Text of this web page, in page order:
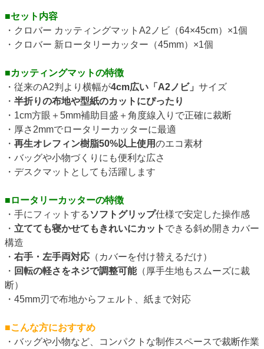
■セット内容
・クロバー カッティングマットA2ノビ（64×45cm）×1個
・クロバー 新ロータリーカッター（45mm）×1個
■カッティングマットの特徴
・従来のA2判より横幅が4cm広い「A2ノビ」 サイズ
・ 半折りの布地や型紙のカットにぴったり
・1cm方眼＋5mm補助目盛＋角度線入りで正確に裁断
・厚さ2mmでロータリーカッターに最適
・ 再生オレフィン樹脂50%以上使用のエコ素材
・バッグや小物づくりにも便利な広さ
・デスクマットとしても活躍します
■ロータリーカッターの特徴
・手にフィットする ソフトグリップ仕様で安定した操作感
・ 立てても寝かせてもきれいにカット できる斜め開きカバー
構造
・ 右手・左手両対応 （カバーを付け替えるだけ）
・ 回転の軽さをネジで調整可能（厚手生地もスムーズに裁
断）
・45mm刃で布地からフェルト、紙まで対応
■こんな方におすすめ
・バッグや小物など、コンパクトな制作スペースで裁断作業